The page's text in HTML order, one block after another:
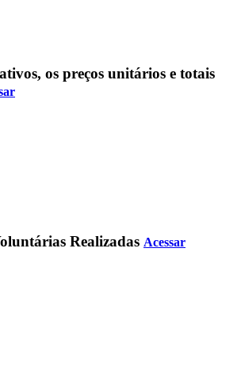
os preços unitários e totais
Realizadas Acessar